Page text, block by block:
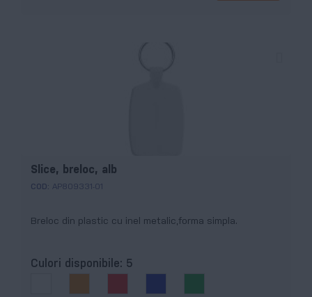
Slice, breloc, alb
COD: AP809331-01
Breloc din plastic cu inel metalic,forma simpla.
Culori disponibile: 5